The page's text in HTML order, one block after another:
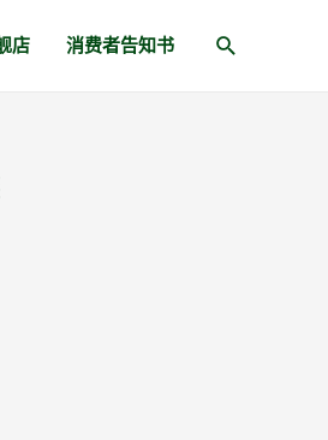
店 消费者告知书